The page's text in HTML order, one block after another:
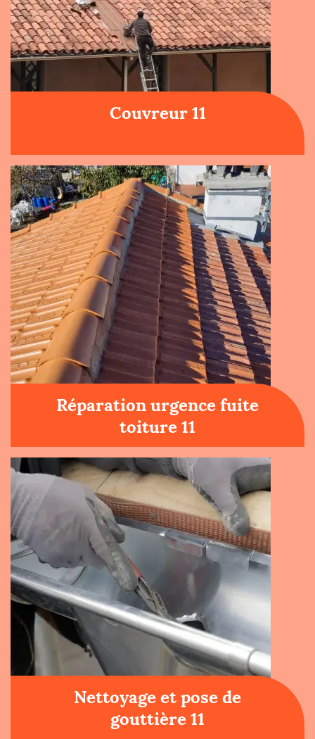
Couvreur 11
Réparation urgence fuite
toiture 11
Nettoyage et pose de
gouttière 11